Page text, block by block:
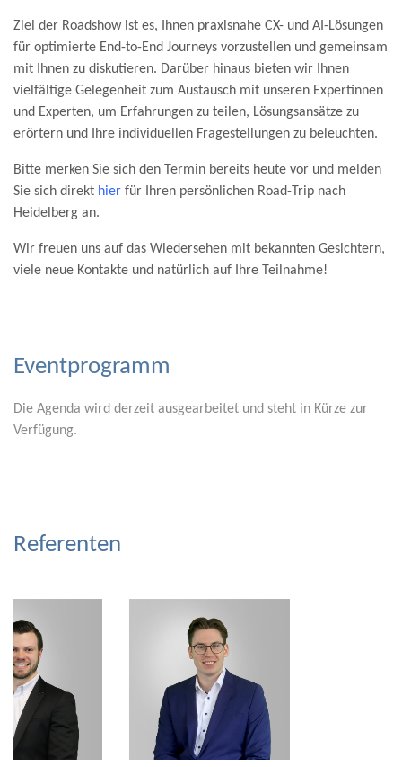
​​Ziel der Roadshow ist es, Ihnen praxisnahe CX- und AI-Lösungen
für optimierte End-to-End Journeys vorzustellen und gemeinsam
mit Ihnen zu diskutieren. Darüber hinaus bieten wir Ihnen
vielfältige Gelegenheit zum Austausch mit unseren Expertinnen
und Experten, um Erfahrungen zu teilen, Lösungsansätze zu
erörtern und Ihre individuellen Fragestellungen zu beleuchten.​
​Bitte merken Sie sich den Termin bereits heute vor und melden
Sie sich direkt hier für Ihren persönlichen Road-Trip nach
Heidelberg an.​
​Wir freuen uns auf das Wiedersehen mit bekannten Gesichtern,
viele neue Kontakte und natürlich auf Ihre Teilnahme!​
Eventprogramm
Die Agenda wird derzeit ausgearbeitet und steht in Kürze zur
Verfügung.
Referenten